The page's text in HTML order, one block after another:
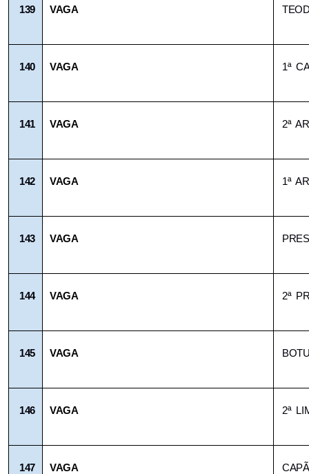
139 VAGA
140 VAGA 1ª
141 VAGA 2ª
142 VAGA 1ª
143 VAGA
144 VAGA 2ª
145 VAGA
146 VAGA 2ª
147 VAGA